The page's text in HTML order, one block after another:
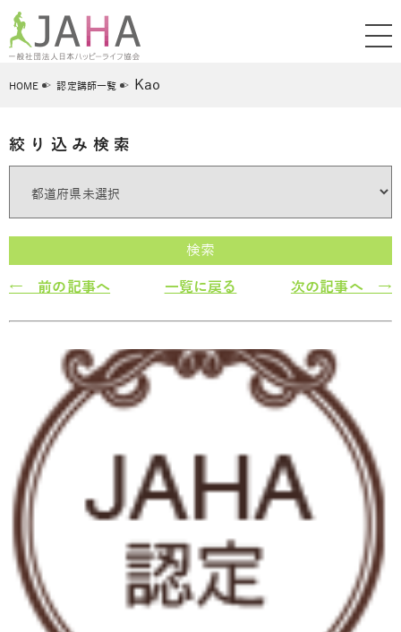
HOME 認定講師一覧 Kao
絞り込み検索
検索
← 前の記事へ 一覧に戻る 次の記事へ →